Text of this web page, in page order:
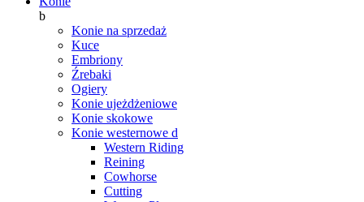
b
Konie na sprzedaż
Kuce
Embriony
Źrebaki
Ogiery
Konie ujeżdżeniowe
Konie skokowe
Konie westernowe d
Western Riding
Reining
Cowhorse
Cutting